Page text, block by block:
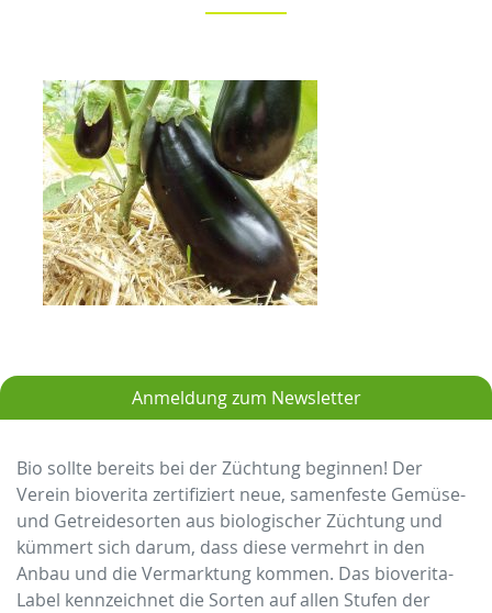
Anmeldung zum Newsletter
Bio sollte bereits bei der Züchtung beginnen! Der
Verein bioverita zertifiziert neue, samenfeste Gemüse-
und Getreidesorten aus biologischer Züchtung und
kümmert sich darum, dass diese vermehrt in den
Anbau und die Vermarktung kommen. Das bioverita-
Label kennzeichnet die Sorten auf allen Stufen der